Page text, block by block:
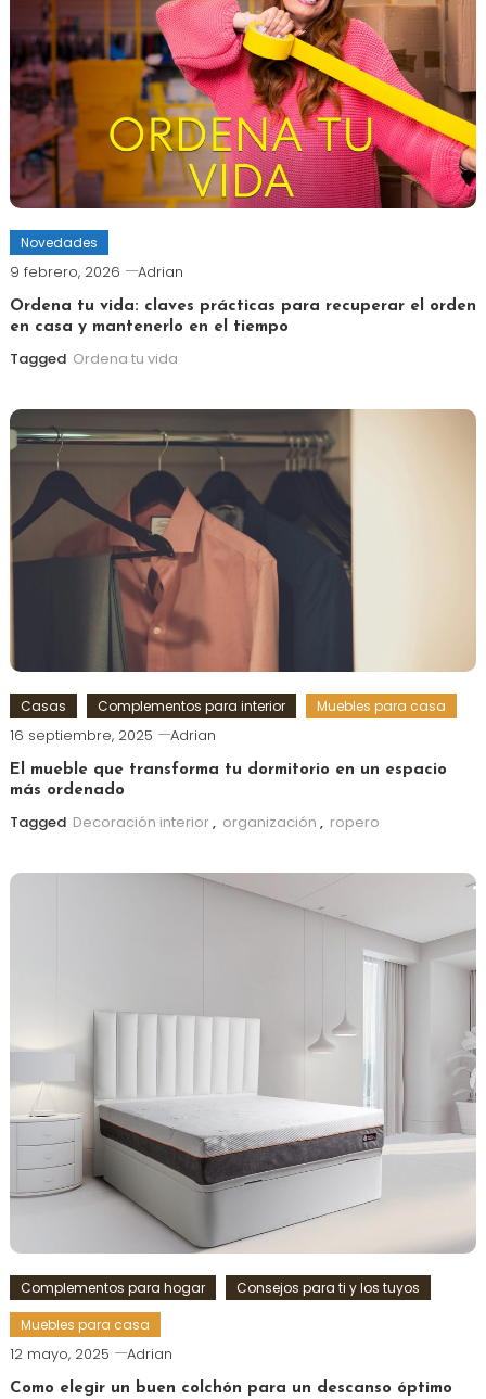
Novedades
9 febrero, 2026 Adrian
Ordena tu vida: claves prácticas para recuperar el orden
en casa y mantenerlo en el tiempo
Tagged Ordena tu vida
Casas Complementos para interior Muebles para casa
16 septiembre, 2025 Adrian
El mueble que transforma tu dormitorio en un espacio
más ordenado
Tagged Decoración interior, organización , ropero
Complementos para hogar
Consejos para ti y los tuyos
Muebles para casa
12 mayo, 2025 Adrian
Como elegir un buen colchón para un descanso óptimo